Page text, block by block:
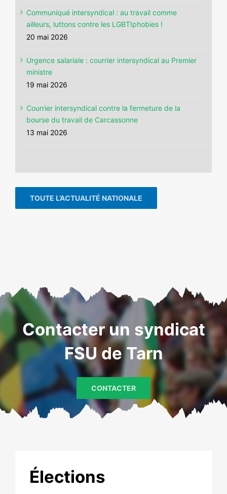
Communiqué intersyndical : au travail comme
ailleurs, luttons contre les LGBTIphobies !
20 mai 2026
Urgence salariale : courrier intersyndical au Premier
ministre
19 mai 2026
Courrier intersyndical contre la fermeture de la
bourse du travail de Carcassonne
13 mai 2026
TOUTE L’ACTUALITÉ NATIONALE
Contacter un syndicat
FSU de Tarn
CONTACTER
Élections